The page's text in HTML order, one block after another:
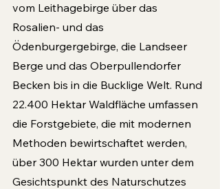
vom Leithagebirge über das
Rosalien- und das
Ödenburgergebirge, die Landseer
Berge und das Oberpullendorfer
Becken bis in die Bucklige Welt. Rund
22.400 Hektar Waldfläche umfassen
die Forstgebiete, die mit modernen
Methoden bewirtschaftet werden,
über 300 Hektar wurden unter dem
Gesichtspunkt des Naturschutzes